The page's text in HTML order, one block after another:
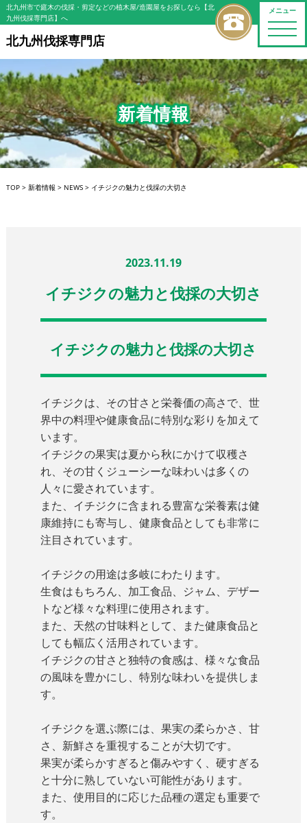
メニュー
toggle
北九州市で庭木の伐採・剪定などの植木屋/造園屋をお探しなら【北
九州伐採専門店】へ
北九州伐採専門店
新着情報
TOP> 新着情報 > NEWS> イチジクの魅力と伐採の大切さ
2023.11.19
イチジクの魅力と伐採の大切さ
イチジクの魅力と伐採の大切さ
イチジクは、その甘さと栄養価の高さで、世
界中の料理や健康食品に特別な彩りを加えて
います。
イチジクの果実は夏から秋にかけて収穫さ
れ、その甘くジューシーな味わいは多くの
人々に愛されています。
また、イチジクに含まれる豊富な栄養素は健
康維持にも寄与し、健康食品としても非常に
注目されています。
イチジクの用途は多岐にわたります。
生食はもちろん、加工食品、ジャム、デザー
トなど様々な料理に使用されます。
また、天然の甘味料として、また健康食品と
しても幅広く活用されています。
イチジクの甘さと独特の食感は、様々な食品
の風味を豊かにし、特別な味わいを提供しま
す。
イチジクを選ぶ際には、果実の柔らかさ、甘
さ、新鮮さを重視することが大切です。
果実が柔らかすぎると傷みやすく、硬すぎる
と十分に熟していない可能性があります。
また、使用目的に応じた品種の選定も重要で
す。